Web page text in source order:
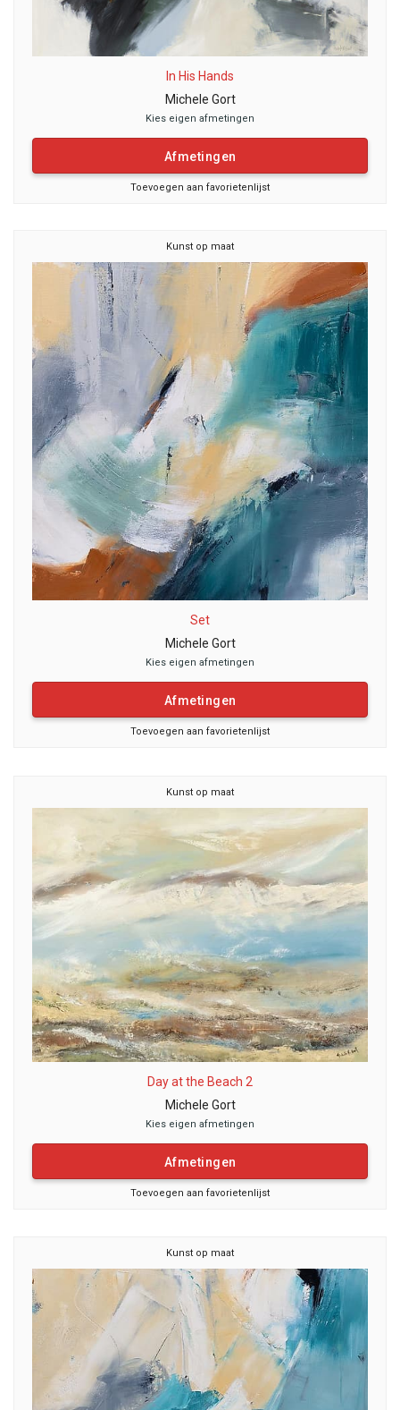
In His Hands
Michele Gort
Kies eigen afmetingen
Afmetingen
Toevoegen aan favorietenlijst
Kunst op maat
Set
Michele Gort
Kies eigen afmetingen
Afmetingen
Toevoegen aan favorietenlijst
Kunst op maat
Day at the Beach 2
Michele Gort
Kies eigen afmetingen
Afmetingen
Toevoegen aan favorietenlijst
Kunst op maat